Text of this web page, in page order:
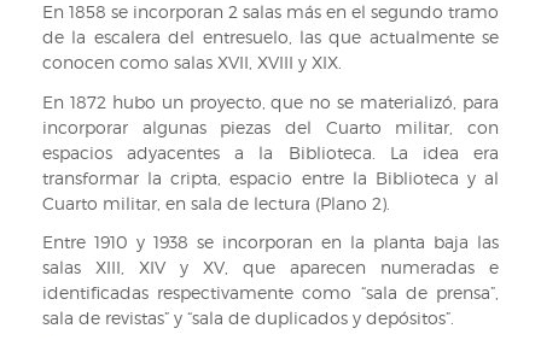
En 1858 se incorporan 2 salas más en el segundo tramo
de la escalera del entresuelo, las que actualmente se
conocen como salas XVII, XVIII y XIX.
En 1872 hubo un proyecto, que no se materializó, para
incorporar algunas piezas del Cuarto militar, con
espacios adyacentes a la Biblioteca. La idea era
transformar la cripta, espacio entre la Biblioteca y al
Cuarto militar, en sala de lectura (Plano 2).
Entre 1910 y 1938 se incorporan en la planta baja las
salas XIII, XIV y XV, que aparecen numeradas e
identificadas respectivamente como “sala de prensa”,
sala de revistas” y “sala de duplicados y depósitos”.